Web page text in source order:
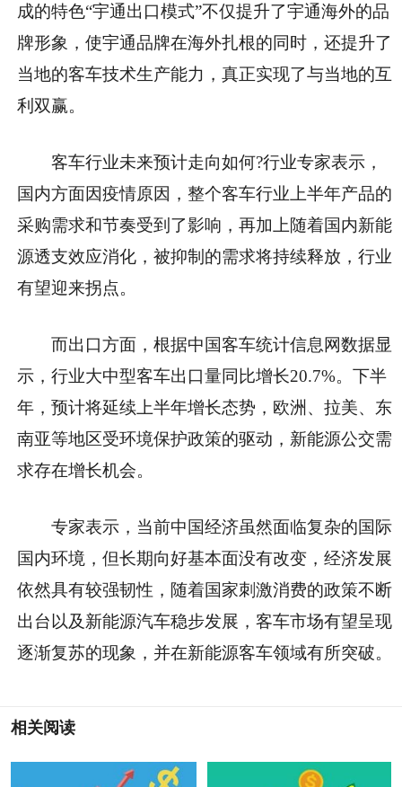
成的特色“宇通出口模式”不仅提升了宇通海外的品
牌形象，使宇通品牌在海外扎根的同时，还提升了
当地的客车技术生产能力，真正实现了与当地的互
利双赢。
客车行业未来预计走向如何?行业专家表示，
国内方面因疫情原因，整个客车行业上半年产品的
采购需求和节奏受到了影响，再加上随着国内新能
源透支效应消化，被抑制的需求将持续释放，行业
有望迎来拐点。
而出口方面，根据中国客车统计信息网数据显
示，行业大中型客车出口量同比增长20.7%。下半
年，预计将延续上半年增长态势，欧洲、拉美、东
南亚等地区受环境保护政策的驱动，新能源公交需
求存在增长机会。
专家表示，当前中国经济虽然面临复杂的国际
国内环境，但长期向好基本面没有改变，经济发展
依然具有较强韧性 ，随着国家刺激消费的政策不断
出台以及新能源汽车稳步发展，客车市场有望呈现
逐渐复苏的现象，并在新能源客车领域有所突破。
相关阅读